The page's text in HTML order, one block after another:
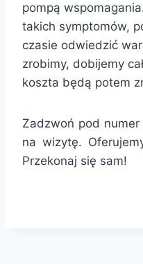
pompą
takich symptomów,
czasie odwiedzić
zrobimy, dobijemy
koszta będą potem
Zadzwoń pod numer
na wizytę.
Przekonaj się sam!